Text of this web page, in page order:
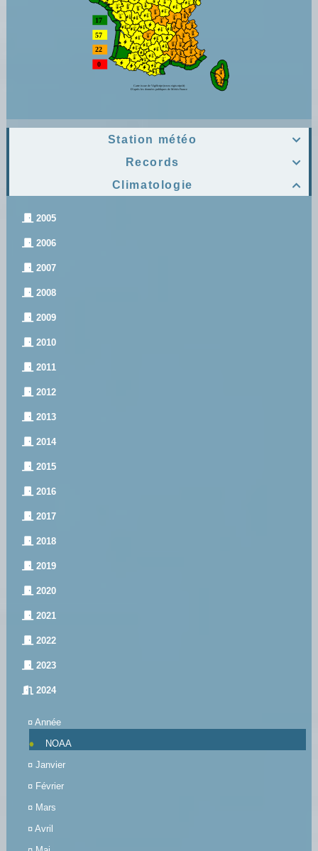

Station météo

Records

Climatologie
2005
2006
2007
2008
2009
2010
2011
2012
2013
2014
2015
2016
2017
2018
2019
2020
2021
2022
2023
2024
¤ Année
NOAA
¤ Janvier
¤ Février
¤ Mars
¤ Avril